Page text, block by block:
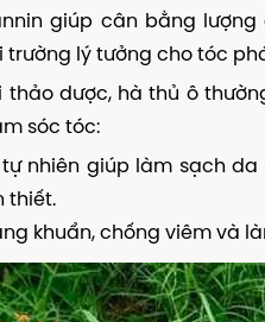
giúp cân bằng
trường lý tưởng cho tóc
dược, hà thủ ô
sóc tóc:
nhiên giúp làm sạch
thiết.
khuẩn, chống viêm và